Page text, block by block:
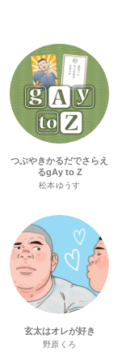
つぶやきかるだでさらえ
るgAy to Z
松本ゆうす
玄太はオレが好き
野原くろ